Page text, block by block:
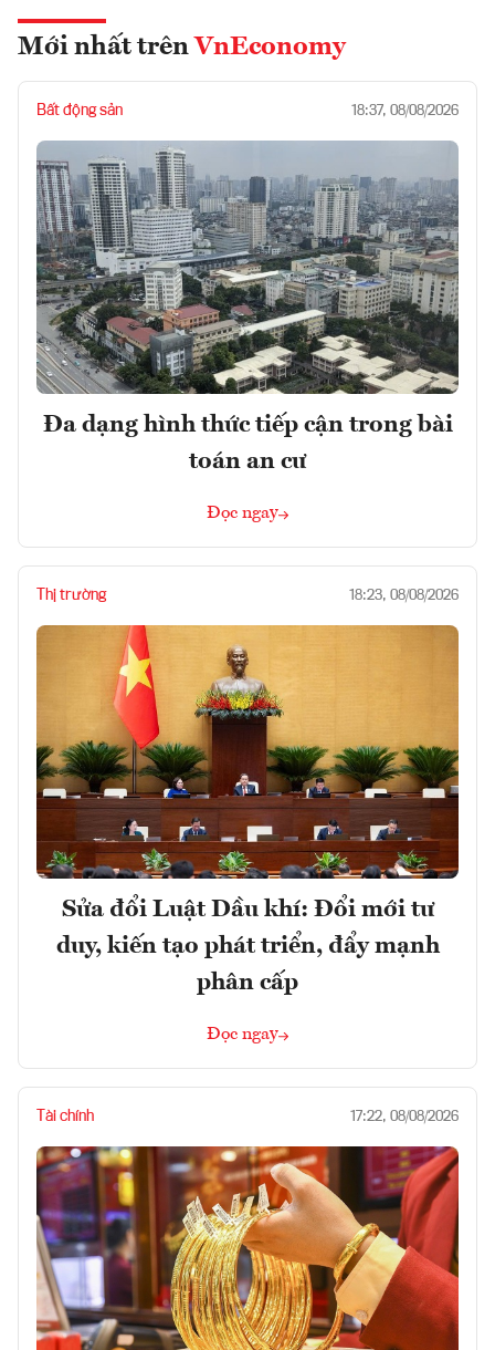
Mới nhất trên VnEconomy
Bất động sản 18:37, 08/08/2026
Đa dạng hình thức tiếp cận trong bài
toán an cư
Đọc ngay
Thị trường 18:23, 08/08/2026
Sửa đổi Luật Dầu khí: Đổi mới tư
duy, kiến tạo phát triển, đẩy mạnh
phân cấp
Đọc ngay
Tài chính 17:22, 08/08/2026